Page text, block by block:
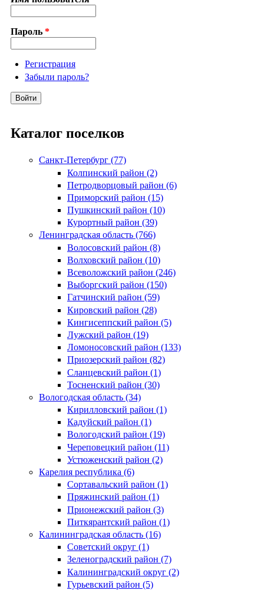
Пароль *
Регистрация
Забыли пароль?
Каталог поселков
Санкт-Петербург (77)
Колпинский район (2)
Петродворцовый район (6)
Приморский район (15)
Пушкинский район (10)
Курортный район (39)
Ленинградская область (766)
Волосовский район (8)
Волховский район (10)
Всеволожский район (246)
Выборгский район (150)
Гатчинский район (59)
Кировский район (28)
Кингисеппский район (5)
Лужский район (19)
Ломоносовский район (133)
Приозерский район (82)
Сланцевский район (1)
Тосненский район (30)
Вологодская область (34)
Кирилловский район (1)
Кадуйский район (1)
Вологодский район (19)
Череповецкий район (11)
Устюженский район (2)
Карелия республика (6)
Сортавальский район (1)
Пряжинский район (1)
Прионежский район (3)
Питкярантский район (1)
Калининградская область (16)
Советский округ (1)
Зеленоградский район (7)
Калининградский округ (2)
Гурьевский район (5)